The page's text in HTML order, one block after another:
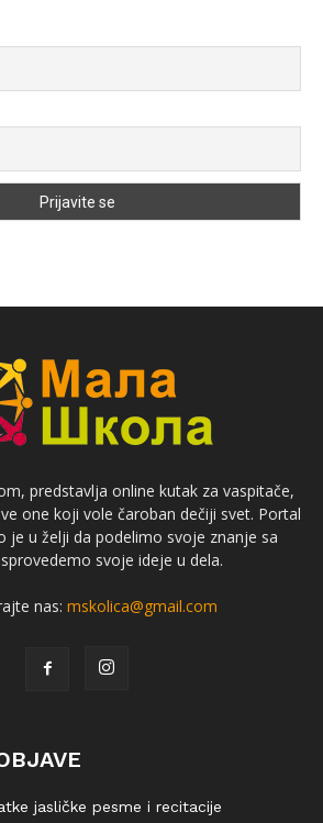
predstavlja online kutak za vaspitače,
one koji vole čaroban dečiji svet. Portal
je u želji da podelimo svoje znanje sa
svoje ideje u dela.
nas: mskolica@gmail.com
jasličke pesme i recitacije